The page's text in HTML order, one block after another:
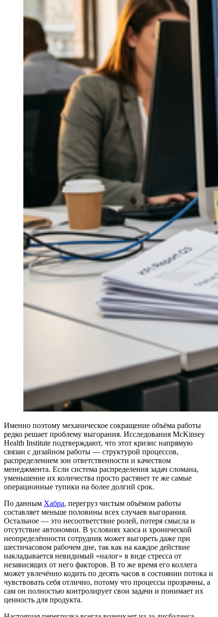
Именно поэтому механическое сокращение объёма работы
редко решает проблему выгорания. Исследования McKinsey
Health Institute подтверждают, что этот кризис напрямую
связан с дизайном работы — структурой процессов,
распределением зон ответственности и качеством
менеджмента. Если система распределения задач сломана,
уменьшение их количества просто растянет те же самые
операционные тупики на более долгий срок.
По данным Хабра, перегруз чистым объёмом работы
составляет меньше половины всех случаев выгорания.
Остальное — это несоответствие ролей, потеря смысла и
отсутствие автономии. В условиях хаоса и хронической
неопределённости сотрудник может выгореть даже при
шестичасовом рабочем дне, так как на каждое действие
накладывается невидимый «налог» в виде стресса от
независящих от него факторов. В то же время его коллега
может увлечённо кодить по десять часов в состоянии потока и
чувствовать себя отлично, потому что процессы прозрачны, а
сам он полностью контролирует свои задачи и понимает их
ценность для продукта.